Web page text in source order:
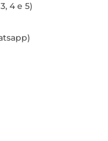
4 e 5)